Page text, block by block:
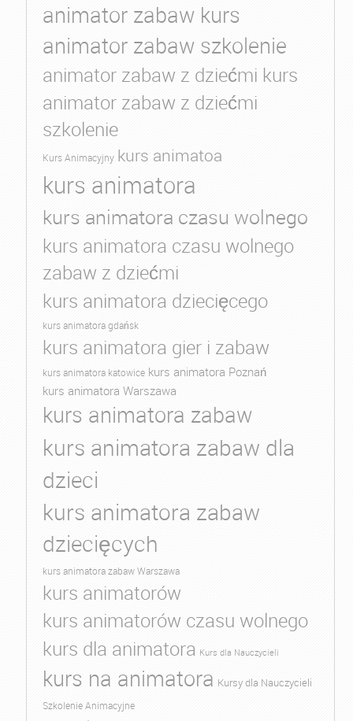
animator zabaw kurs
animator zabaw szkolenie
animator zabaw z dziećmi kurs
animator zabaw z dziećmi
szkolenie
Kurs Animacyjny kurs animatoa
kurs animatora
kurs animatora czasu wolnego
kurs animatora czasu wolnego
zabaw z dziećmi
kurs animatora dziecięcego
kurs animatora gdańsk
kurs animatora gier i zabaw
kurs animatora katowice kurs animatora Poznań
kurs animatora Warszawa
kurs animatora zabaw
kurs animatora zabaw dla
dzieci
kurs animatora zabaw
dziecięcych
kurs animatora zabaw Warszawa
kurs animatorów
kurs animatorów czasu wolnego
kurs dla animatora Kurs dla Nauczycieli
kurs na animatora Kursy dla Nauczycieli
Szkolenie Animacyjne